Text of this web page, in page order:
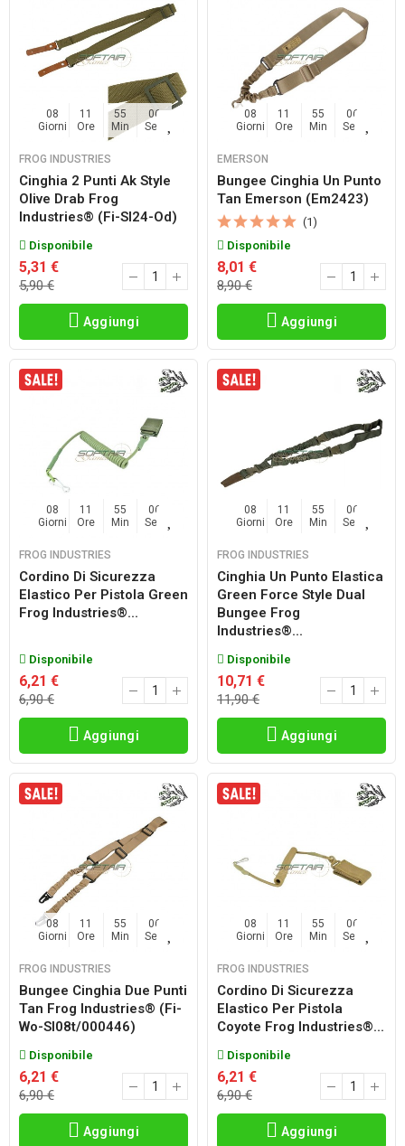
08
Giorni
11
Ore
55
Min
06
Sec
FROG INDUSTRIES
Cinghia 2 Punti Ak Style
Olive Drab Frog
Industries® (fi-Sl24-Od)
Disponibile
5,31 €
5,90 €
Aggiungi
08
Giorni
11
Ore
55
Min
06
Sec
EMERSON
Bungee Cinghia Un Punto
Tan Emerson (em2423)
(1)
Disponibile
8,01 €
8,90 €
Aggiungi
08
Giorni
11
Ore
55
Min
06
Sec
FROG INDUSTRIES
Cordino Di Sicurezza
Elastico Per Pistola Green
Frog Industries®...
Disponibile
6,21 €
6,90 €
Aggiungi
08
Giorni
11
Ore
55
Min
06
Sec
FROG INDUSTRIES
Cinghia Un Punto Elastica
Green Force Style Dual
Bungee Frog
Industries®...
Disponibile
10,71 €
11,90 €
Aggiungi
08
Giorni
11
Ore
55
Min
06
Sec
FROG INDUSTRIES
Bungee Cinghia Due Punti
Tan Frog Industries® (fi-
Wo-Sl08t/000446)
Disponibile
6,21 €
6,90 €
Aggiungi
08
Giorni
11
Ore
55
Min
06
Sec
FROG INDUSTRIES
Cordino Di Sicurezza
Elastico Per Pistola
Coyote Frog Industries®...
Disponibile
6,21 €
6,90 €
Aggiungi